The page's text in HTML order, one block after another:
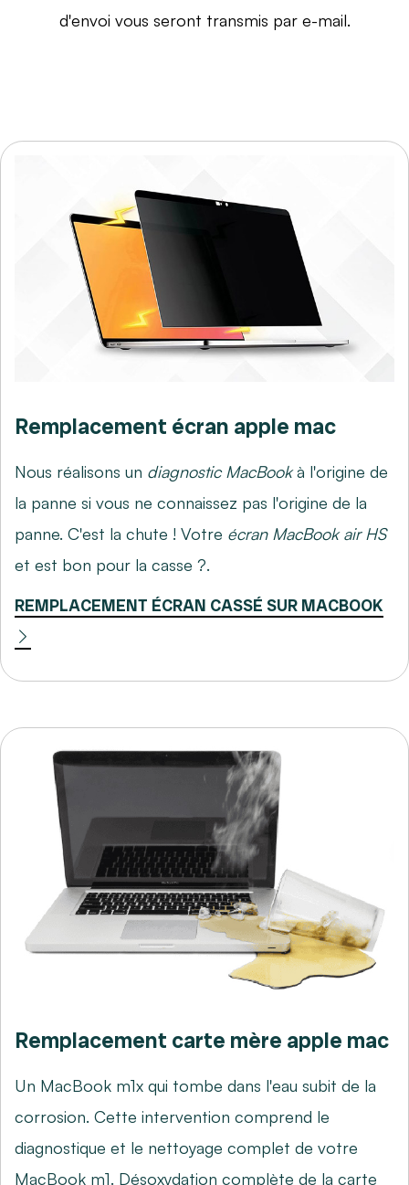
d'envoi vous seront transmis par e-mail.
Remplacement écran apple mac
Nous réalisons un diagnostic MacBookà l'origine de
la panne si vous ne connaissez pas l'origine de la
panne. C'est la chute ! Votre écran MacBook air HS
et est bon pour la casse ?.
REMPLACEMENT ÉCRAN CASSÉ SUR MACBOOK
Remplacement carte mère apple mac
Un MacBook m1x qui tombe dans l'eau subit de la
corrosion. Cette intervention comprend le
diagnostique et le nettoyage complet de votre
MacBook m1. Désoxydation complète de la carte